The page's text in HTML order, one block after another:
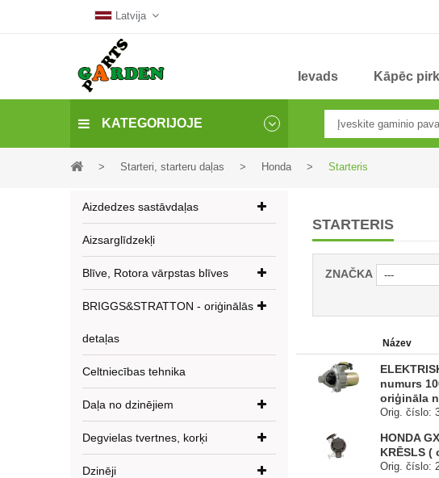
Latvija
Ievads Kāpēc
KATEGORIJOJE
> Starteri, starteru daļas > Honda > Starteris
Aizdedzes sastāvdaļas
Aizsarglīdzekļi
Blīve, Rotora vārpstas blīves
BRIGGS&STRATTON - oriģinālās
detaļas
Celtniecības tehnika
Daļa no dzinējiem
Degvielas tvertnes, korķi
Dzinēji
STARTERIS
ZNAČKA
Název
numurs
oriģināla
Orig. číslo:
HONDA
KRĒSLS (
Orig. číslo: